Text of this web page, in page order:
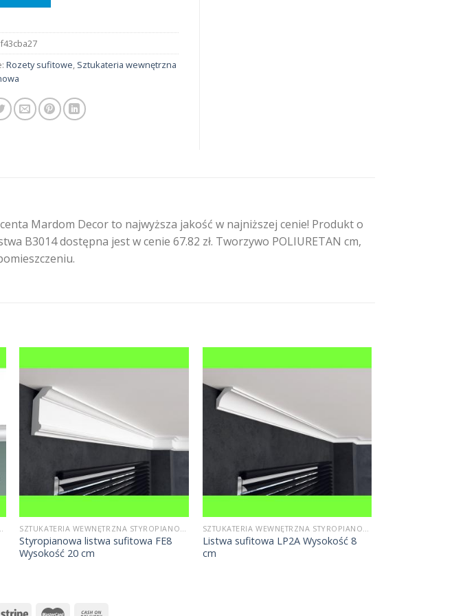
Rozety sufitowe, Sztukateria wewnętrzna
Mardom Decor to najwyższa jakość w najniższej cenie! Produkt o
B3014 dostępna jest w cenie 67.82 zł. Tworzywo POLIURETAN cm,
Styropianowa listwa sufitowa FE8
Wysokość 20 cm
Listwa sufitowa LP2A Wysokość 8
cm